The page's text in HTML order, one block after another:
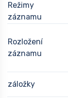
Režimy
záznamu
Rozložení
záznamu
záložky